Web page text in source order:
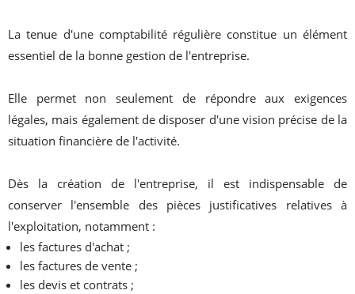
La tenue d'une comptabilité régulière constitue un élément
essentiel de la bonne gestion de l'entreprise.
Elle permet non seulement de répondre aux exigences
légales, mais également de disposer d'une vision précise de la
situation financière de l'activité.
Dès la création de l'entreprise, il est indispensable de
conserver l'ensemble des pièces justificatives relatives à
l'exploitation, notamment :
les factures d'achat ;
les factures de vente ;
les devis et contrats ;